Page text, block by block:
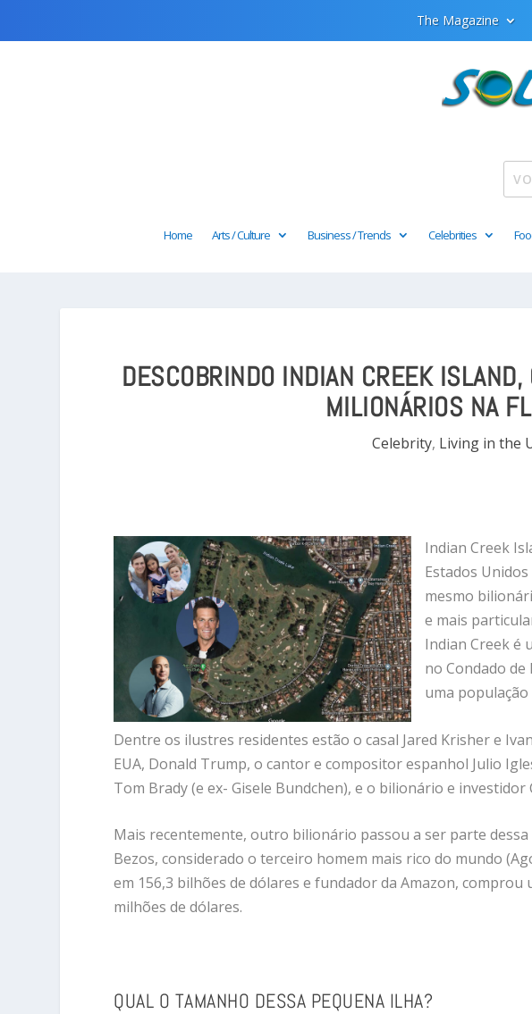
The Magazine
Home Arts / Culture Business / Trends Celebrities
DESCOBRINDO INDIAN CREEK ISLAND,
MILIONÁRIOS NA
Celebrity, Living in the
Indian Creek
Estados
mesmo
e mais
Indian Creek é
no Condado de
uma população
Dentre os ilustres residentes estão o casal Jared Krisher e
EUA, Donald Trump, o cantor e compositor espanhol Julio
Tom Brady (e ex- Gisele Bundchen), e o bilionário e investidor
Mais recentemente, outro bilionário passou a ser parte
Bezos, considerado o terceiro homem mais rico do mundo
em 156,3 bilhões de dólares e fundador da Amazon,
milhões de dólares.
QUAL O TAMANHO DESSA PEQUENA ILHA?